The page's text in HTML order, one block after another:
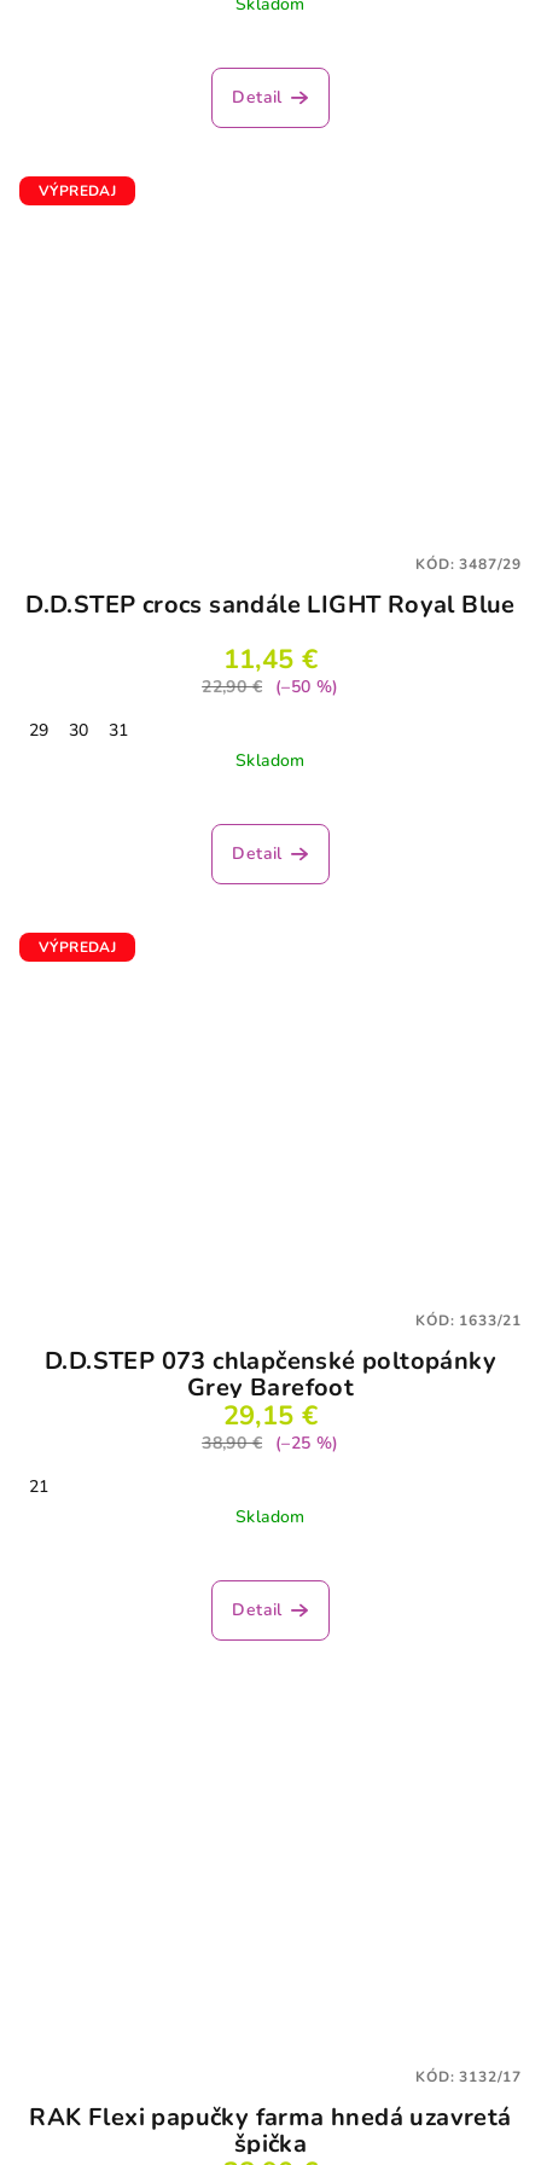
Skladom
Detail
VÝPREDAJ
D.D.STEP crocs sandále LIGHT Royal Blue
11,45 €
22,90 €
(–50 %)
29
30
31
Skladom
Detail
KÓD:3487/29
VÝPREDAJ
D.D.STEP 073 chlapčenské poltopánky
Grey Barefoot
29,15 €
38,90 €
(–25 %)
21
Skladom
Detail
KÓD: 1633/21
RAK Flexi papučky farma hnedá uzavretá
špička
KÓD:3132/17